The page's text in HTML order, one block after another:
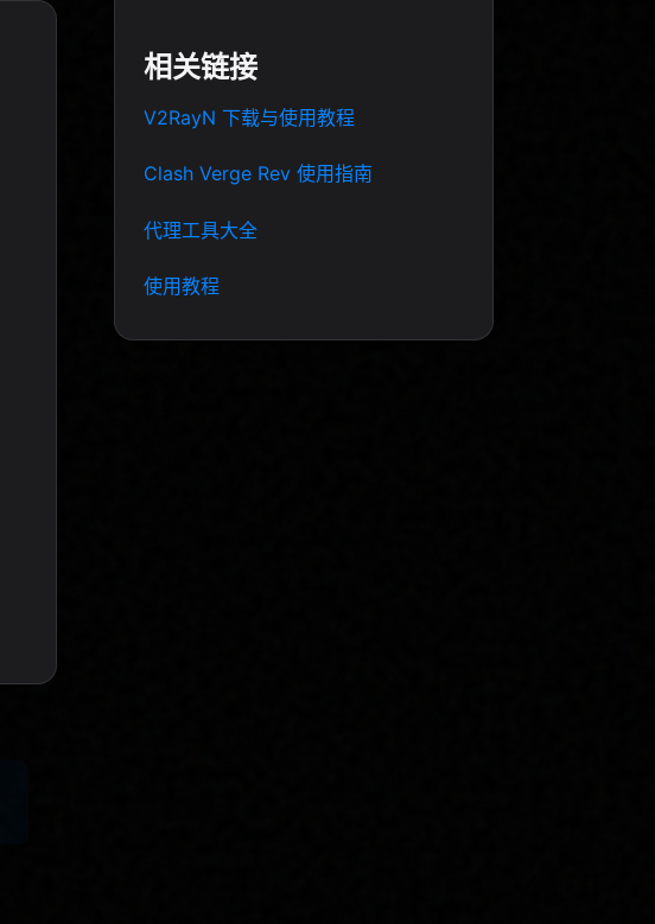
相关链接
V2RayN 下载与使用教程
Clash Verge Rev 使用指南
代理工具大全
使用教程